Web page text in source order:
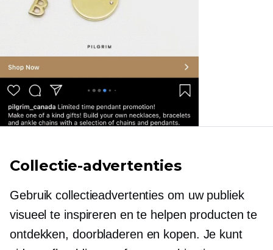
Collectie-advertenties
Gebruik collectieadvertenties om uw publiek
visueel te inspireren en te helpen producten te
ontdekken, doorbladeren en kopen. Je kunt